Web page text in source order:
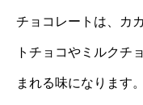
チョコレートは、カ
トチョコやミルクチ
まれる味になります